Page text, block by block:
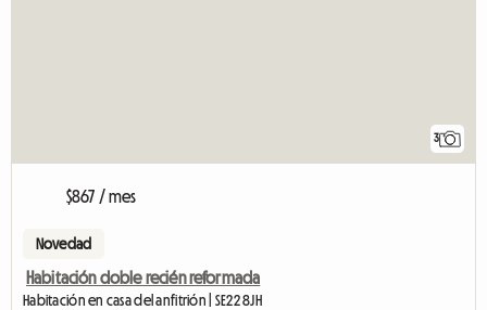
3
$867 / mes
Novedad
Habitación doble recién reformada
Habitación en casa del anfitrión | SE22 8JH